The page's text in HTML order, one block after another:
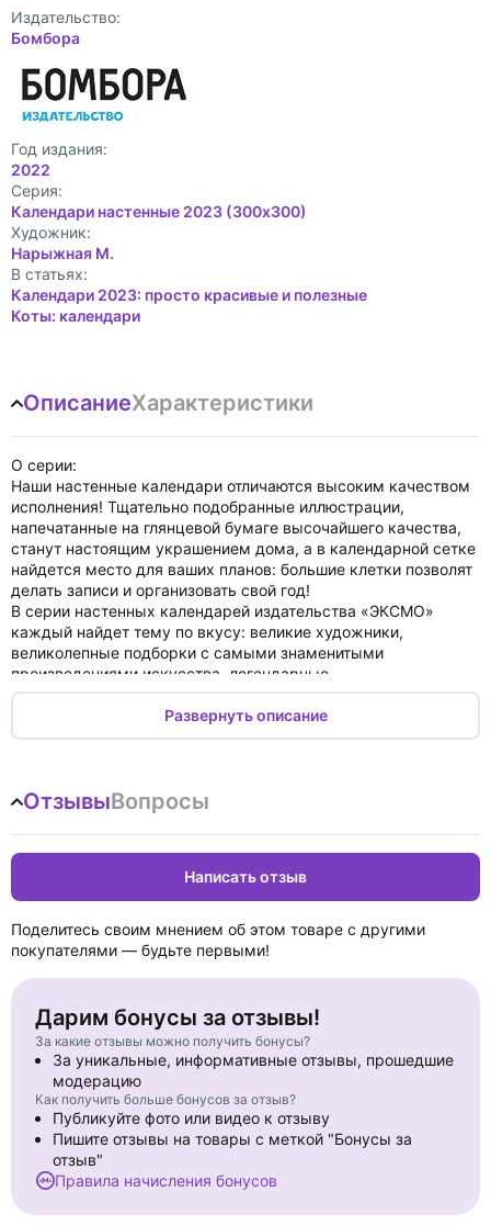
Издательство:
Бомбора
Год издания:
2022
Cерия:
Календари настенные 2023 (300х300)
Художник:
Нарыжная М.
В статьях:
Календари 2023: просто красивые и полезные
Коты: календари
ОписаниеХарактеристики
О серии:
Наши настенные календари отличаются высоким качеством
исполнения! Тщательно подобранные иллюстрации,
напечатанные на глянцевой бумаге высочайшего качества,
станут настоящим украшением дома, а в календарной сетке
найдется место для ваших планов: большие клетки позволят
делать записи и организовать свой год!
В серии настенных календарей издательства «ЭКСМО»
каждый найдет тему по вкусу: великие художники,
великолепные подборки с самыми знаменитыми
произведениями искусства, легендарные
кинематографические саги и игры, главные книжные авторы
и бестселлеры, фотографии и иллюстрации любимых
животных и многое-многое другое!
Практичный и забавный, этот календарь каждый месяц
будет радовать вас. Смешные картинки с котиками
органично дополнят любой интерьер и помогут планировать
время.
Для кого:
Высокое качество полиграфического исполнения прекрасно
дополняет забавные иллюстрации, созданные талантливой
художницей, что непременно будет оценено по достоинству.
Технические параметры:
- Тип календаря — настенный перекидной.
- Год — 2023.
- Календарная сетка — с разбивкой по месяцам.
- Вид скрепления — скрепка.
- Ширина — 30 см.
- Высота — 30 см.
- Внутренний блок — мелованная бумага 150 г/м2.
- Подложка — плотный гофрокартон для поддержания
формы.
- Индивидуальная упаковка в плотный целлофановый пакет.
Развернуть описание
ОтзывыВопросы
Написать отзыв
Поделитесь своим мнением об этом товаре с другими
покупателями — будьте первыми!
Дарим бонусы за отзывы!
За какие отзывы можно получить бонусы?
За уникальные, информативные отзывы, прошедшие
модерацию
Как получить больше бонусов за отзыв?
Публикуйте фото или видео к отзыву
Пишите отзывы на товары с меткой "Бонусы за
отзыв"
Правила начисления бонусов